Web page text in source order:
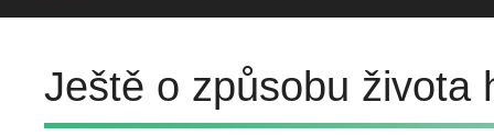
Ještě o způsobu života